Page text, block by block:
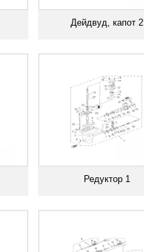
Дейдвуд, капот 2
Редуктор 1